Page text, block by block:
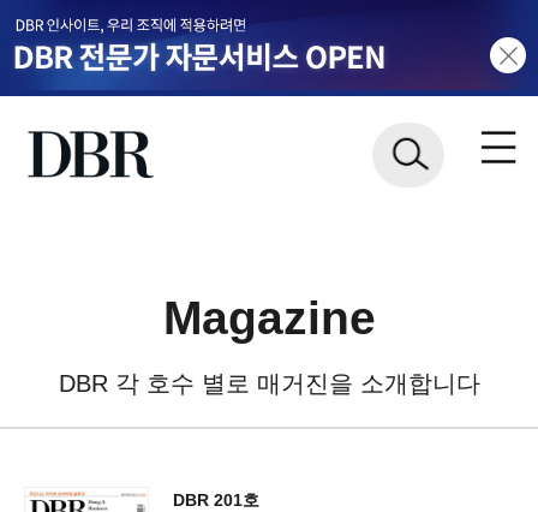
Magazine
DBR 각 호수 별로 매거진을 소개합니다
DBR 201호